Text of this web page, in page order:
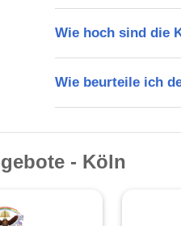
Wie hoch sind die
Wie beurteile ich
- Köln